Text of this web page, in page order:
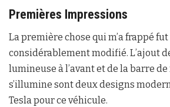
Premières Impressions
La première chose qui m’a frappé
considérablement modifié. L’ajout
lumineuse à l’avant et de la barre
s’illumine sont deux designs
Tesla pour ce véhicule.